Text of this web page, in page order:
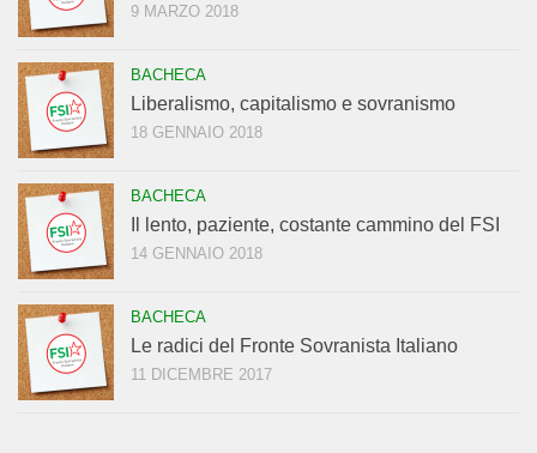
9 MARZO 2018
BACHECA
Liberalismo, capitalismo e sovranismo
18 GENNAIO 2018
BACHECA
Il lento, paziente, costante cammino del FSI
14 GENNAIO 2018
BACHECA
Le radici del Fronte Sovranista Italiano
11 DICEMBRE 2017